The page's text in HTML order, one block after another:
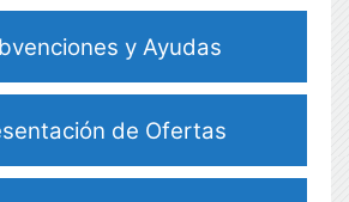
y Ayudas
de Ofertas